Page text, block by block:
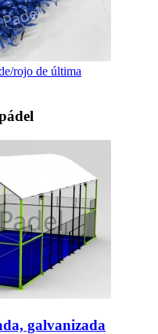
rojo de última
galvanizada